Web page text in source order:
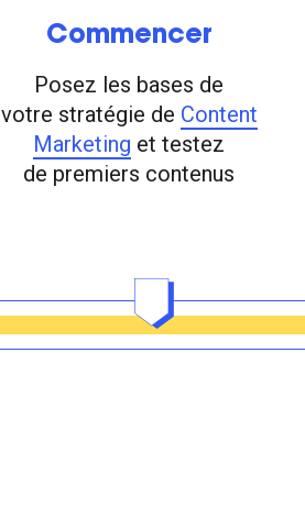
Commencer
Posez les bases de
votre stratégie de Content
Marketing et testez
de premiers contenus